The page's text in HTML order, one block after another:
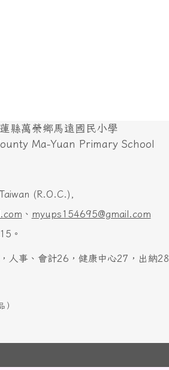
縣萬榮鄉馬遠國民小學
Ma-Yuan Primary School
(R.O.C.),
、 myups154695@gmail.com
。
人事、會計26，健康中心27，出納28